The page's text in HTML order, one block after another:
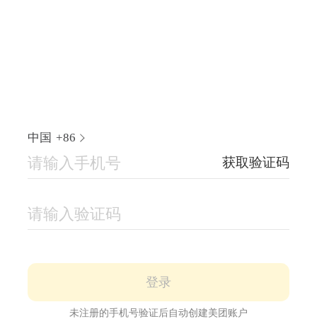
中国 +86
获取验证码
登录
未注册的手机号验证后自动创建美团账户